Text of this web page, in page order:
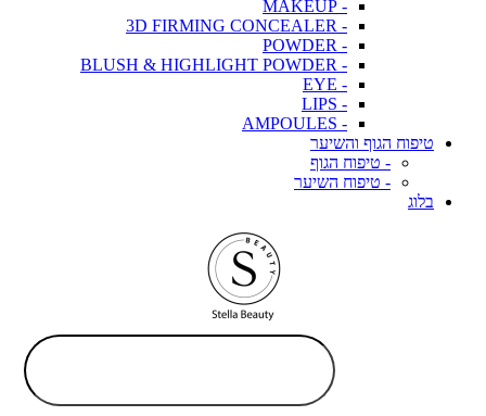
- MAKEUP
- 3D FIRMING CONCEALER
- POWDER
- BLUSH & HIGHLIGHT POWDER
- EYE
- LIPS
- AMPOULES
טיפוח הגוף והשיער
- טיפוח הגוף
- טיפוח השיער
בלוג